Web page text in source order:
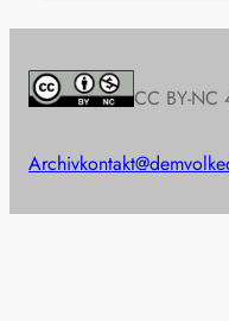
CC BY-NC
Archiv